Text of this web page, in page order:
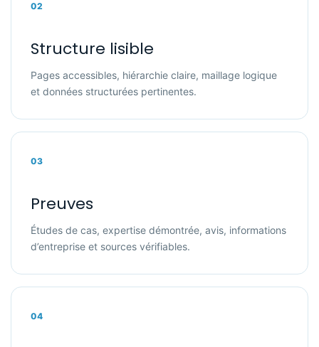
02
Structure lisible
Pages accessibles, hiérarchie claire, maillage logique
et données structurées pertinentes.
03
Preuves
Études de cas, expertise démontrée, avis, informations
d’entreprise et sources vérifiables.
04